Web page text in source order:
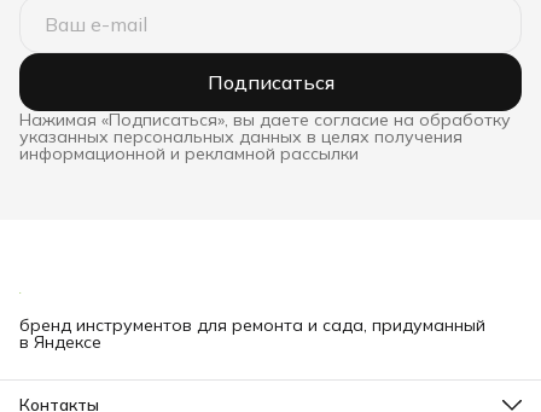
Подписаться
Нажимая «Подписаться», вы даете согласие на обработку
указанных персональных данных в целях получения
информационной и рекламной рассылки
бренд инструментов для ремонта и сада, придуманный
в Яндексе
Контакты